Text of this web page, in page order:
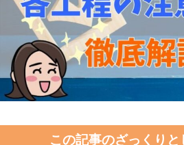
この記事のざっくりと